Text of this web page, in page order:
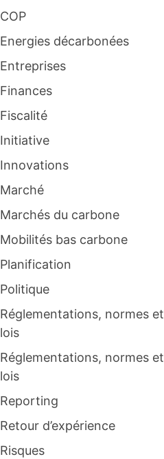
COP
Energies décarbonées
Entreprises
Finances
Fiscalité
Initiative
Innovations
Marché
Marchés du carbone
Mobilités bas carbone
Planification
Politique
Réglementations, normes et
lois
Réglementations, normes et
lois
Reporting
Retour d’expérience
Risques